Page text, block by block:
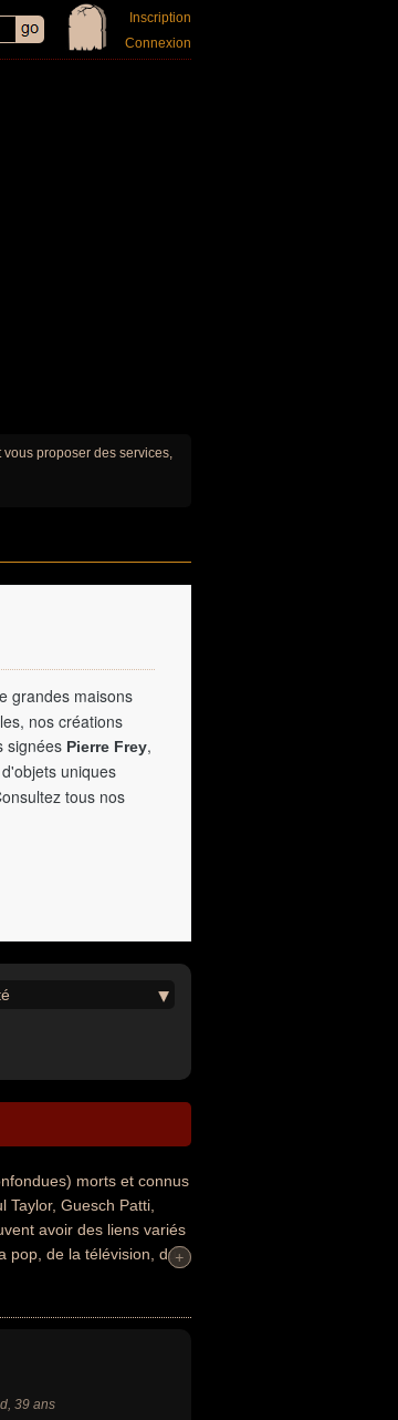
Inscription
Connexion
proposer des services,
grandes maisons
nos créations
signées Pierre Frey,
uniques
tous nos
morts et connus
Guesch Patti,
avoir des liens variés
pop, de la télévision, du
patineur
+
+
, 39 ans